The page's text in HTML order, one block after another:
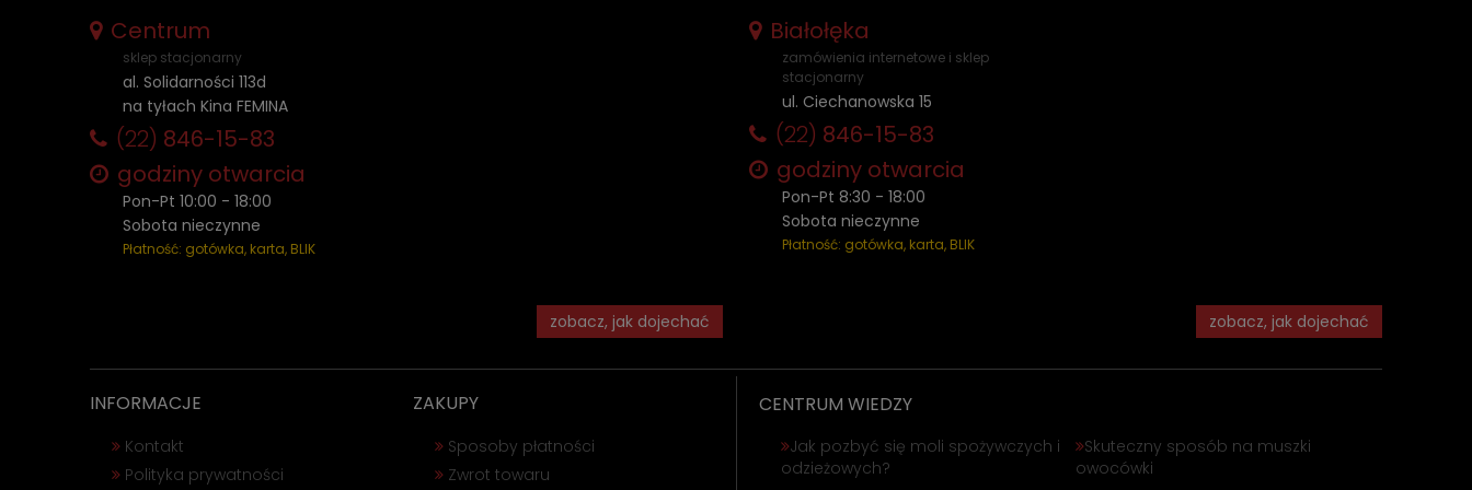
Centrum
sklep stacjonarny
al. Solidarności 113d
na tyłach Kina FEMINA
(22) 846-15-83
godziny otwarcia
Pon-Pt 10:00 - 18:00
Sobota nieczynne
Płatność: gotówka, karta, BLIK
zobacz, jak dojechać
Białołęka
zamówienia internetowe i sklep
stacjonarny
ul. Ciechanowska 15
(22) 846-15-83
godziny otwarcia
Pon-Pt 8:30 - 18:00
Sobota nieczynne
Płatność: gotówka, karta, BLIK
zobacz, jak dojechać
INFORMACJE
Kontakt
Polityka prywatności
ZAKUPY
Sposoby płatności
Zwrot towaru
CENTRUM WIEDZY
Jak pozbyć się moli spożywczych i
odzieżowych?
Skuteczny sposób na muszki
owocówki